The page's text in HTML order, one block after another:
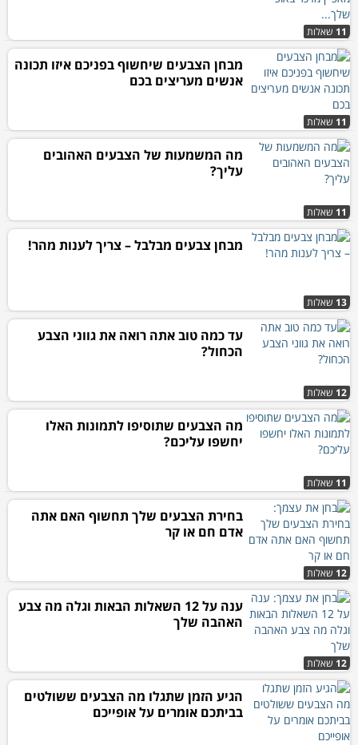
11 שאלות
11 שאלות
מבחן הצבעים שיחשוף בפניכם איזו תכונה
אנשים מעריצים בכם
11 שאלות
מה המשמעות של הצבעים האהובים
עליך?
13 שאלות
מבחן צבעים מבלבל – צריך לענות מהר!
12 שאלות
עד כמה טוב אתה רואה את גווני הצבע
הכחול?
11 שאלות
מה הצבעים שתוסיפו לתמונות האלו
יחשפו עליכם?
12 שאלות
בחירת הצבעים שלך תחשוף האם אתה
אדם חם או קר
12 שאלות
ענה על 12 השאלות הבאות וגלה מה צבע
האהבה שלך
הגיע הזמן שתגלו מה הצבעים ששולטים
בביתכם אומרים על אופייכם